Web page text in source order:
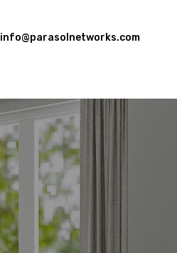
info@parasolnetworks.com